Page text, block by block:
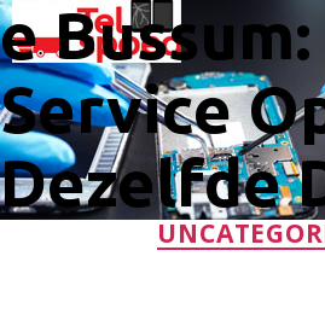
e Bussum:
Service
Dezelfde